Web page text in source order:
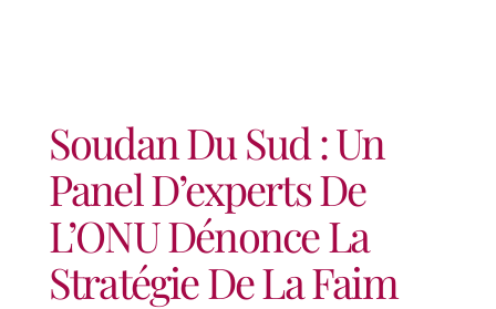
Soudan Du Sud : Un
Panel D’experts De
L’ONU Dénonce La
Stratégie De La Faim